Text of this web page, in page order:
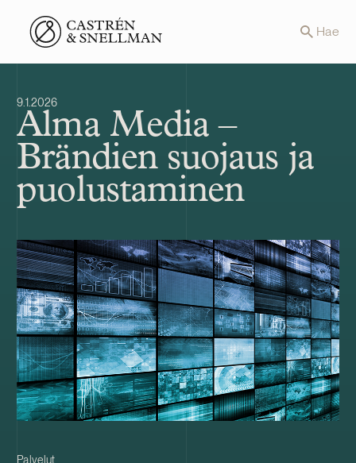
Front page Hae
9.1.2026
Alma Media –
Brändien suojaus ja
puolustaminen
Palvelut